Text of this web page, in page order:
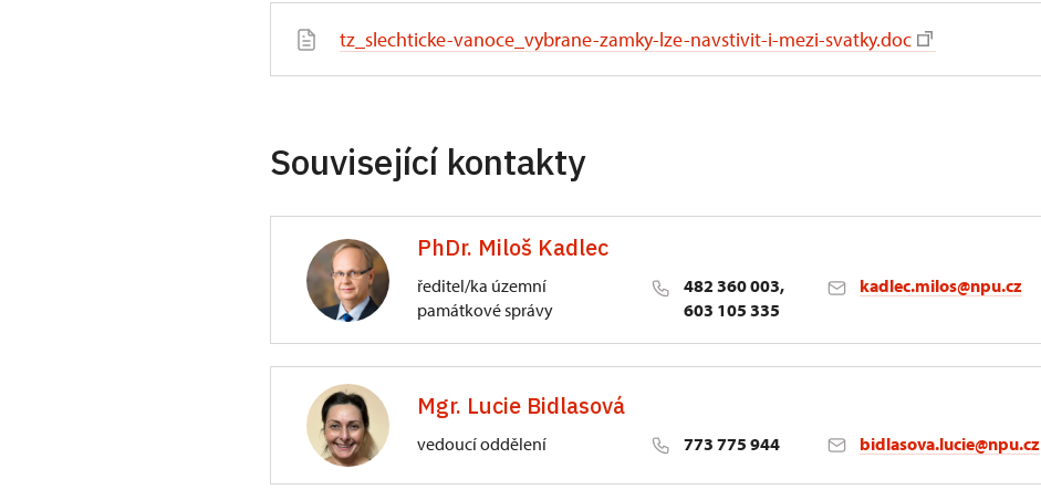
tz_slechticke-vanoce_vybrane-zamky-lze-navstivit-i-mezi-svatky.doc
Související kontakty
PhDr. Miloš Kadlec
ředitel/ka územní
památkové správy
482 360 003,
603 105 335
kadlec.milos@npu.cz
3/, Sychrov 3Mgr. Lucie Bidlasová
vedoucí oddělení 773 775 944 bidlasova.lucie@npu.cz